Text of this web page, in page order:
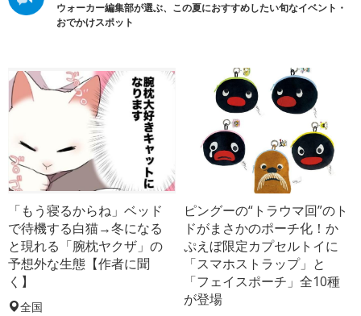
ウォーカー編集部が選ぶ、この夏におすすめしたい旬なイベント・
おでかけスポット
「もう寝るからね」ベッド
で待機する白猫→冬になる
と現れる「腕枕ヤクザ」の
予想外な生態【作者に聞
く】
全国
ピングーの“トラウマ回”のト
ドがまさかのポーチ化！か
ぷえぼ限定カプセルトイに
「スマホストラップ」と
「フェイスポーチ」全10種
が登場